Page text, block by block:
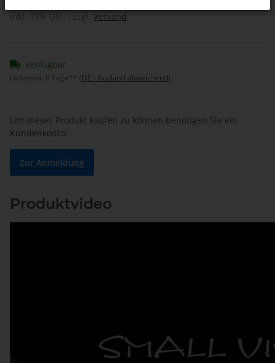
inkl. 19% USt. , zzgl. Versand
verfügbar
Lieferzeit: 0 Tage** (DE - Ausland abweichend)
Um dieses Produkt kaufen zu können benötigen Sie ein
Kundenkonto!
Zur Anmeldung
Produktvideo